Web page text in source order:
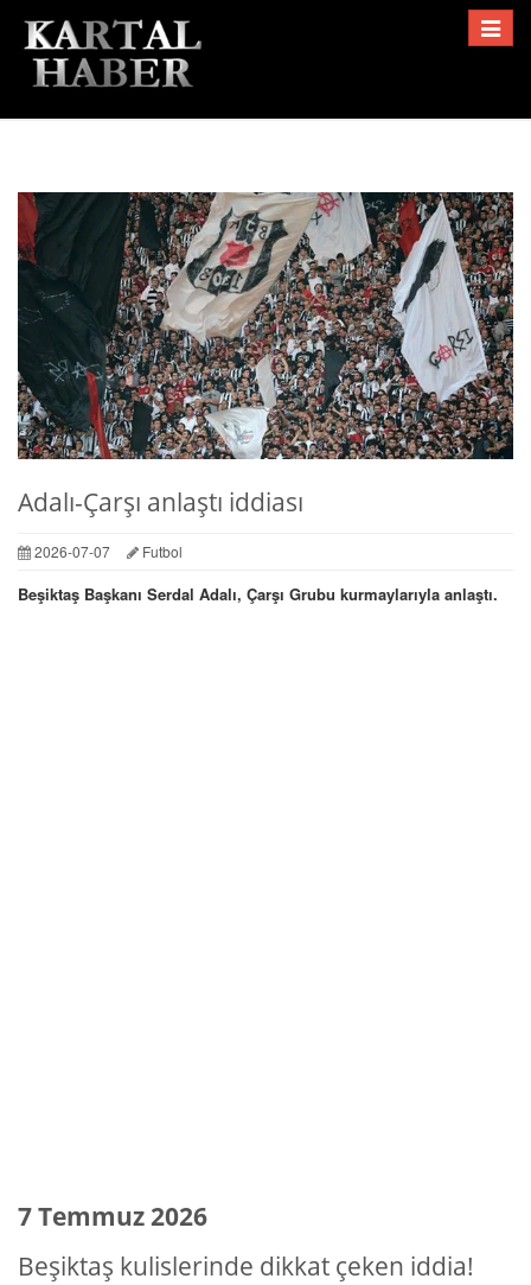
Toggle
Adalı-Çarşı anlaştı iddiası
2026-07-07 Futbol
Beşiktaş Başkanı Serdal Adalı, Çarşı Grubu kurmaylarıyla anlaştı.
7 Temmuz 2026
Beşiktaş kulislerinde dikkat çeken iddia!